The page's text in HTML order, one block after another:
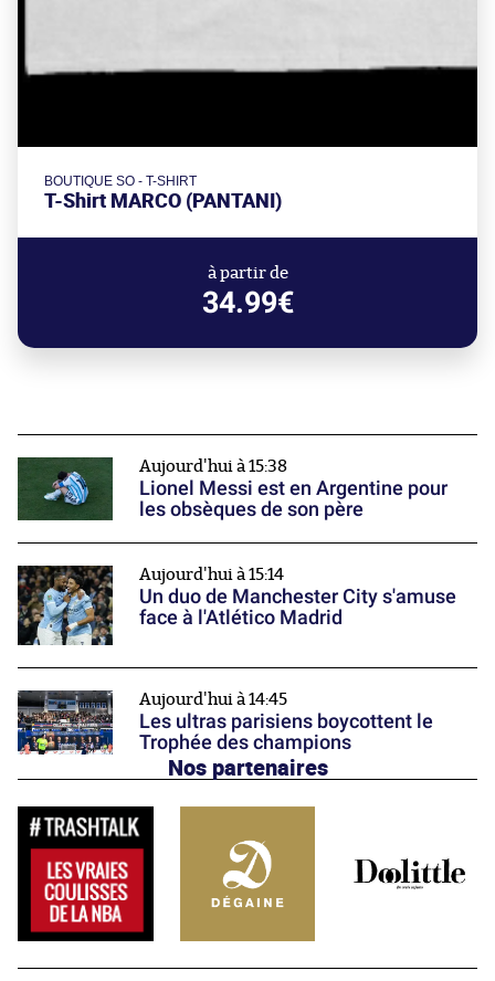
BOUTIQUE SO - T-SHIRT
T-Shirt MARCO (PANTANI)
à partir de
34.99€
Aujourd'hui à 15:38
Lionel Messi est en Argentine pour
les obsèques de son père
Aujourd'hui à 15:14
Un duo de Manchester City s'amuse
face à l'Atlético Madrid
Aujourd'hui à 14:45
Les ultras parisiens boycottent le
Trophée des champions
Nos partenaires